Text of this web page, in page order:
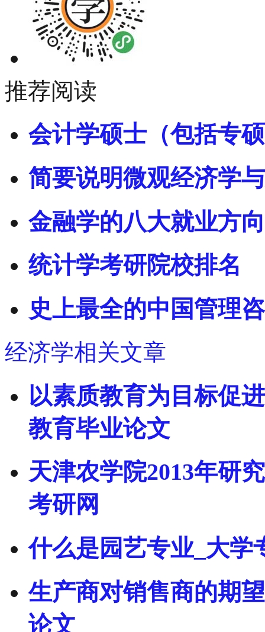
推荐阅读
会计学硕士（包括专
简要说明微观经济学
金融学的八大就业方
统计学考研院校排名
史上最全的中国管理
经济学相关文章
以素质教育为目标促
教育毕业论文
天津农学院2013年研
考研网
什么是园艺专业_大学
生产商对销售商的期
论文